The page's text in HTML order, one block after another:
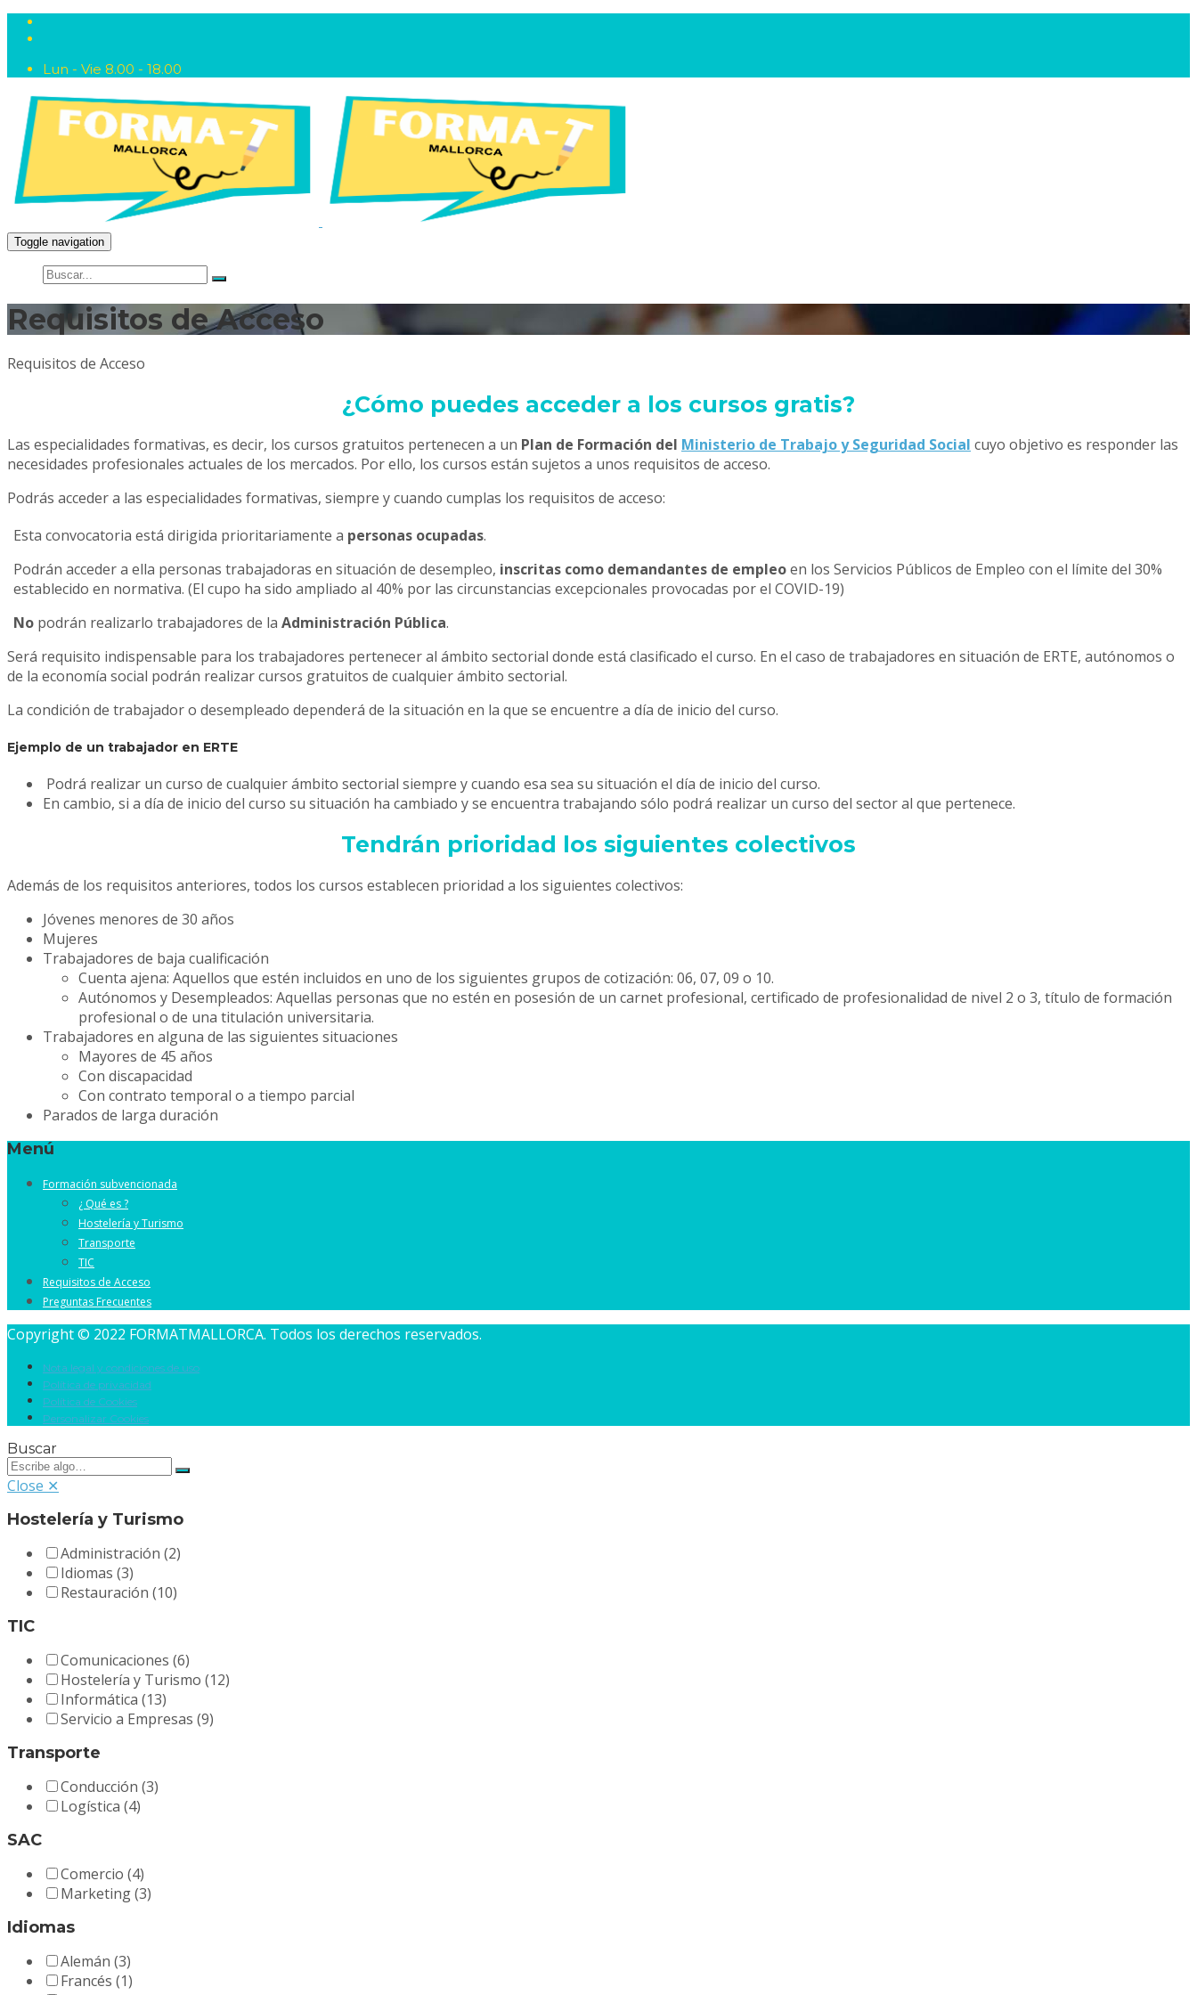
Lun - Vie 8.00 - 18.00
Toggle navigation
Requisitos de Acceso
Requisitos de Acceso
¿Cómo puedes acceder a los cursos gratis?
Las especialidades formativas, es decir, los cursos gratuitos pertenecen a un Plan de Formación del Ministerio de Trabajo y Seguridad Social cuyo objetivo es responder las
necesidades profesionales actuales de los mercados. Por ello, los cursos están sujetos a unos requisitos de acceso.
Podrás acceder a las especialidades formativas, siempre y cuando cumplas los requisitos de acceso:
Esta convocatoria está dirigida prioritariamente a personas ocupadas.
Podrán acceder a ella personas trabajadoras en situación de desempleo, inscritas como demandantes de empleoen los Servicios Públicos de Empleo con el límite del 30%
establecido en normativa. (El cupo ha sido ampliado al 40% por las circunstancias excepcionales provocadas por el COVID-19)
No podrán realizarlo trabajadores de la Administración Pública.
Será requisito indispensable para los trabajadores pertenecer al ámbito sectorial donde está clasificado el curso. En el caso de trabajadores en situación de ERTE, autónomos o
de la economía social podrán realizar cursos gratuitos de cualquier ámbito sectorial.
La condición de trabajador o desempleado dependerá de la situación en la que se encuentre a día de inicio del curso.
Ejemplo de un trabajador en ERTE
Podrá realizar un curso de cualquier ámbito sectorial siempre y cuando esa sea su situación el día de inicio del curso.
En cambio, si a día de inicio del curso su situación ha cambiado y se encuentra trabajando sólo podrá realizar un curso del sector al que pertenece.
Tendrán prioridad los siguientes colectivos
Además de los requisitos anteriores, todos los cursos establecen prioridad a los siguientes colectivos:
Jóvenes menores de 30 años
Mujeres
Trabajadores de baja cualificación
Cuenta ajena: Aquellos que estén incluidos en uno de los siguientes grupos de cotización: 06, 07, 09 o 10.
Autónomos y Desempleados: Aquellas personas que no estén en posesión de un carnet profesional, certificado de profesionalidad de nivel 2 o 3, título de formación
profesional o de una titulación universitaria.
Trabajadores en alguna de las siguientes situaciones
Mayores de 45 años
Con discapacidad
Con contrato temporal o a tiempo parcial
Parados de larga duración
Menú
Formación subvencionada
¿ Qué es ?
Hostelería y Turismo
Transporte
TIC
Requisitos de Acceso
Preguntas Frecuentes
Copyright © 2022 FORMATMALLORCA. Todos los derechos reservados.
Nota legal y condiciones de uso
Política de privacidad
Política de Cookies
Personalizar Cookies
Buscar
Close ✕
Hostelería y Turismo
Administración (2)
Idiomas (3)
Restauración (10)
TIC
Comunicaciones (6)
Hostelería y Turismo (12)
Informática (13)
Servicio a Empresas (9)
Transporte
Conducción (3)
Logística (4)
SAC
Comercio (4)
Marketing(3)
Idiomas
Alemán (3)
Francés (1)